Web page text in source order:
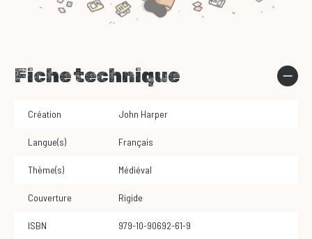
Fiche technique
Création John Harper
Langue(s) Français
Thème(s) Médiéval
Couverture Rigide
ISBN 979-10-90692-61-9